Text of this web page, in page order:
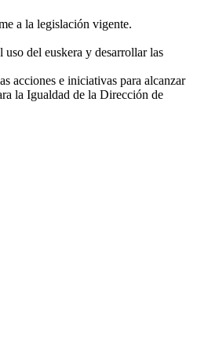
a la legislación vigente.
del euskera y desarrollar las
acciones e iniciativas para alcanzar
la Igualdad de la Dirección de